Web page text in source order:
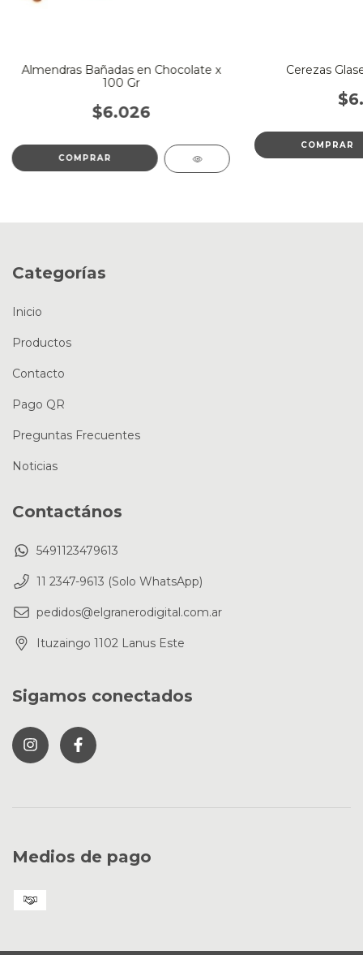
Almendras Bañadas en Chocolate x
100 Gr
$6.026
Cerezas
Categorías
Inicio
Productos
Contacto
Pago QR
Preguntas Frecuentes
Noticias
Contactános
5491123479613
11 2347-9613 (Solo WhatsApp)
pedidos@elgranerodigital.com.ar
Ituzaingo 1102 Lanus Este
Sigamos conectados
Medios de pago